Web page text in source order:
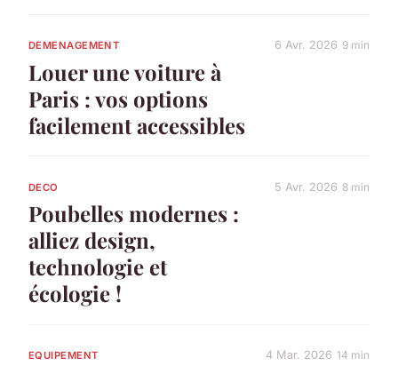
DEMENAGEMENT
Louer une voiture à
Paris : vos options
facilement accessibles
6 Avr. 2026 9 min
DECO
Poubelles modernes :
alliez design,
technologie et
écologie !
5 Avr. 2026 8 min
EQUIPEMENT 4 Mar. 2026 14 min